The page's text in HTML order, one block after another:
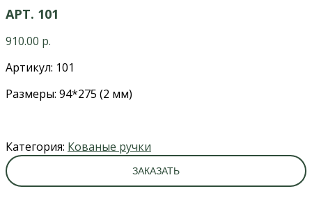
АРТ. 101
910.00 р.
Артикул: 101
Размеры: 94*275 (2 мм)
Категория: Кованые ручки
ЗАКАЗАТЬ